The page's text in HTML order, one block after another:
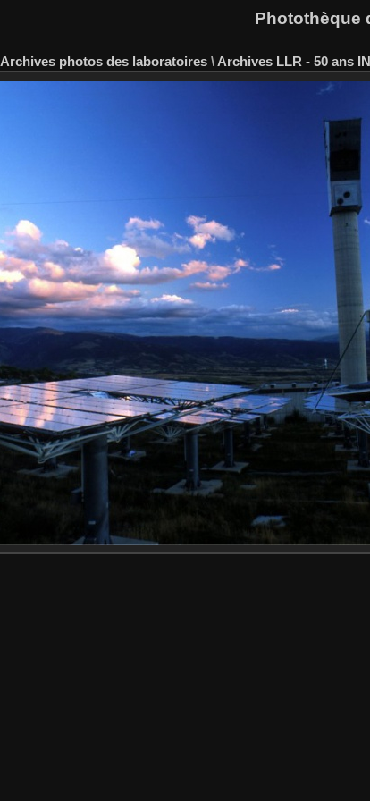
Photothèque
Archives photos des laboratoires \ Archives LLR - 50 ans